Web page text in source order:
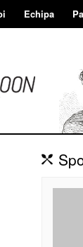
Echipa